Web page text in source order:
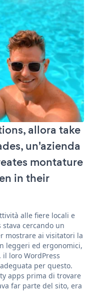
allora take
un'azienda
montature
in their
alle fiere locali e
cercando un
mostrare ai visitatori la
leggeri ed ergonomici,
loro WordPress
per questo.
apps prima di trovare
far parte del sito, era